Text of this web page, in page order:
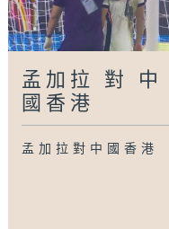
孟加拉 對 中
國香港
孟加拉對中國香港